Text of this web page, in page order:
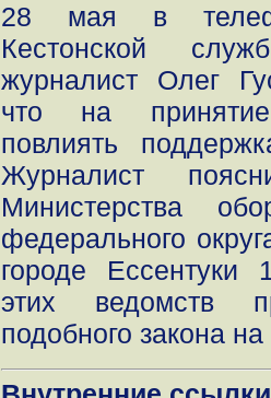
28 мая в
Кестонской
журналист Олег
что на принятие
повлиять
Журналист
Министерства
федерального
городе Ессентуки
этих ведомств
подобного закона